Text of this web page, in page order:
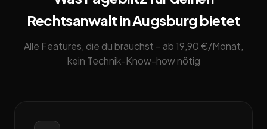
Rechtsanwalt in Augsburg bietet
Alle Features, die du brauchst – ab 19,90 €/Monat,
kein Technik-Know-how nötig